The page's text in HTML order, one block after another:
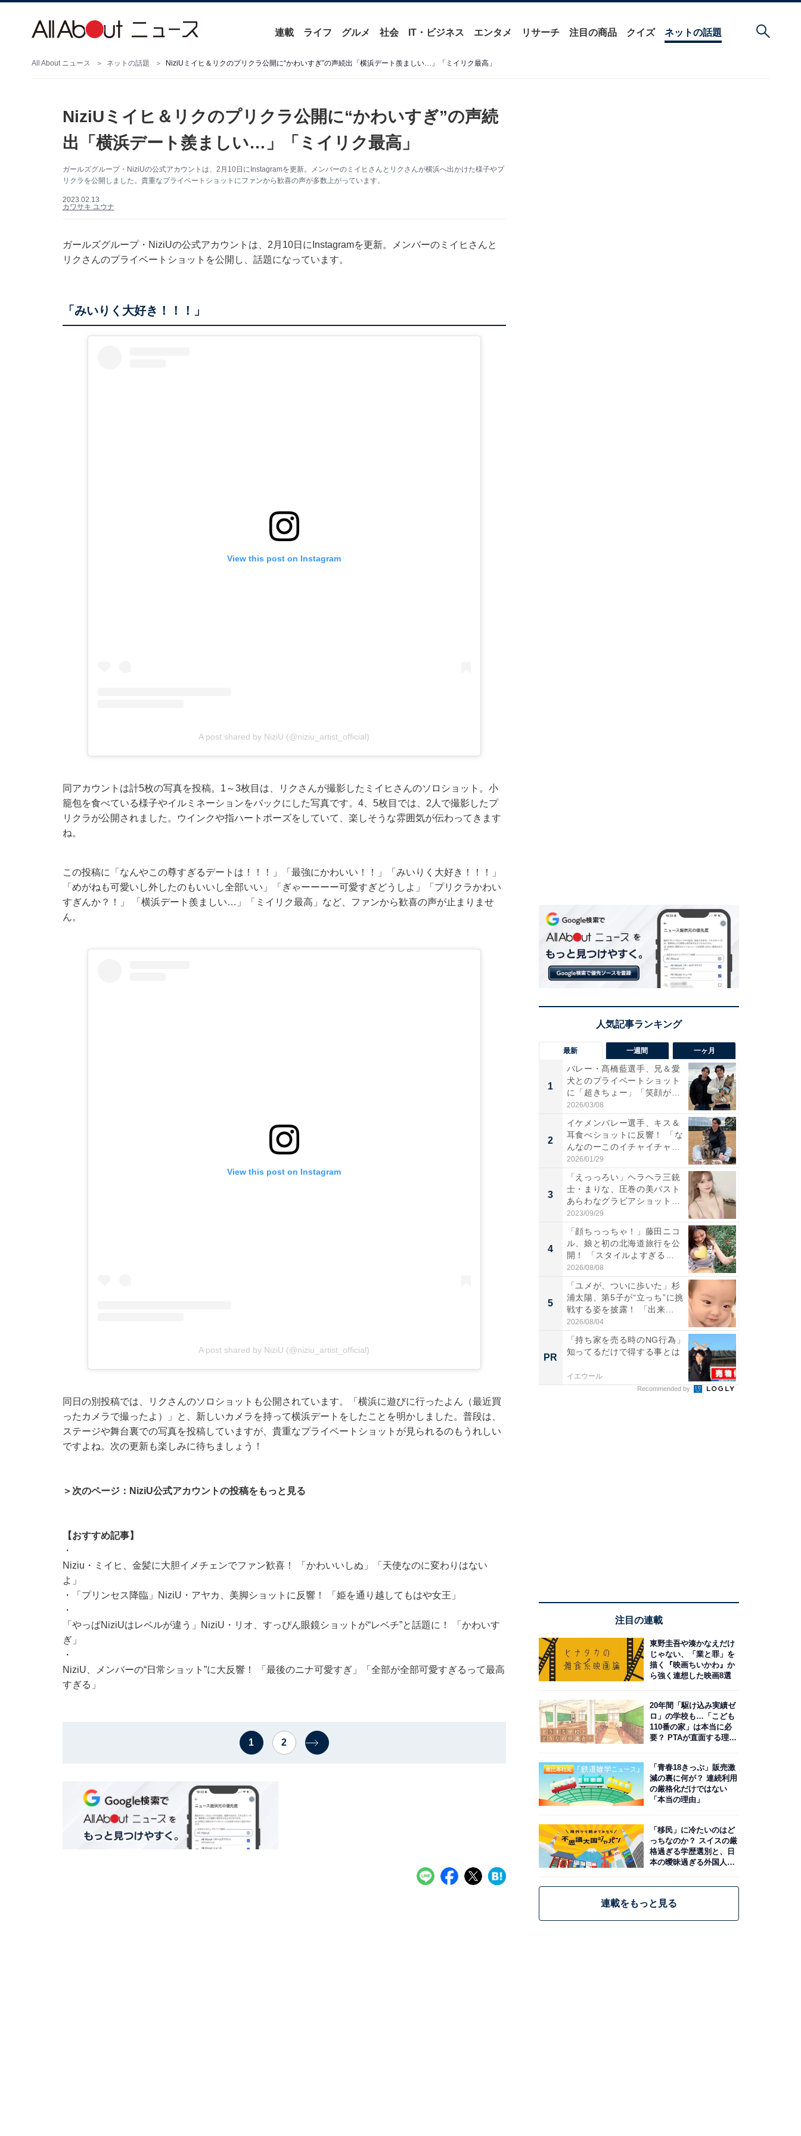
連載 ライフ グルメ 社会 IT・ビジネス エンタメ リサーチ 注目の商品 クイズ ネットの話題
All About ニュース ネットの話題 NiziUミイヒ＆リクのプリクラ公開に“かわいすぎ”の声続出「横浜デート羨ましい…」「ミイリク最高」
NiziUミイヒ＆リクのプリクラ公開に“かわいすぎ”の声続
出「横浜デート羨ましい…」「ミイリク最高」
ガールズグループ・NiziUの公式アカウントは、2月10日にInstagramを更新。メンバーのミイヒさんとリクさんが横浜へ出かけた様子やプ
リクラを公開しました。貴重なプライベートショットにファンから歓喜の声が多数上がっています。
2023.02.13
カワサキ ユウナ
ガールズグループ・NiziUの公式アカウントは、2月10日にInstagramを更新。メンバーのミイヒさんと
リクさんのプライベートショットを公開し、話題になっています。
「みいりく大好き！！！」
View this post on Instagram
A post shared by NiziU (@niziu_artist_official)
同アカウントは計5枚の写真を投稿。1～3枚目は、リクさんが撮影したミイヒさんのソロショット。小
籠包を食べている様子やイルミネーションをバックにした写真です。4、5枚目では、2人で撮影したプ
リクラが公開されました。ウインクや指ハートポーズをしていて、楽しそうな雰囲気が伝わってきます
ね。
この投稿に「なんやこの尊すぎるデートは！！！」「最強にかわいい！！」「みいりく大好き！！！」
「めがねも可愛いし外したのもいいし全部いい」「ぎゃーーーー可愛すぎどうしよ」「プリクラかわい
すぎんか？！」 「横浜デート羨ましい…」「ミイリク最高」など、ファンから歓喜の声が止まりませ
ん。
View this post on Instagram
A post shared by NiziU (@niziu_artist_official)
同日の別投稿では、リクさんのソロショットも公開されています。「横浜に遊びに行ったよん（最近買
ったカメラで撮ったよ）」と、新しいカメラを持って横浜デートをしたことを明かしました。普段は、
ステージや舞台裏での写真を投稿していますが、貴重なプライベートショットが見られるのもうれしい
ですよね。次の更新も楽しみに待ちましょう！
＞次のページ：NiziU公式アカウントの投稿をもっと見る
【おすすめ記事】
・
Niziu・ミイヒ、金髪に大胆イメチェンでファン歓喜！ 「かわいいしぬ」「天使なのに変わりはない
よ」
・
「プリンセス降臨」NiziU・アヤカ、美脚ショットに反響！ 「姫を通り越してもはや女王」
・
「やっぱNiziUはレベルが違う」NiziU・リオ、すっぴん眼鏡ショットが“レベチ”と話題に！ 「かわいす
ぎ」
・
NiziU、メンバーの“日常ショット”に大反響！ 「最後のニナ可愛すぎ」「全部が全部可愛すぎるって最高
すぎる」
1 2
最新 一週間 一ヶ月
1
バレー・髙橋藍選手、兄＆愛
犬とのプライベートショット
に「超きちょー」「笑顔が見
れ...
2026/03/08
2
イケメンバレー選手、キス＆
耳食べショットに反響！ 「な
んなのーこのイチャイチャ
感...
2026/01/29
3
「えっっろい」ヘラヘラ三銃
士・まりな、圧巻の美バスト
あらわなグラビアショット公
開...
2023/09/29
4
「顔ちっっちゃ！」藤田ニコ
ル、娘と初の北海道旅行を公
開！ 「スタイルよすぎる
よ〜...
2026/08/08
5
「ユメが、ついに歩いた」杉
浦太陽、第5子が“立っち”に挑
戦する姿を披露！ 「出来...
2026/08/04
PR
「持ち家を売る時のNG行為」
知ってるだけで得する事とは
イエウール
Recommended by
注目の連載
東野圭吾や湊かなえだけ
じゃない、「業と罪」を
描く『映画ちいかわ』か
ら強く連想した映画8選
20年間「駆け込み実績ゼ
ロ」の学校も…「こども
110番の家」は本当に必
要？ PTAが直面する理想
「青春18きっぷ」販売激
減の裏に何が？ 連続利用
の厳格化だけではない
「本当の理由」
「移民」に冷たいのはど
っちなのか？ スイスの厳
格過ぎる学歴選別と、日
本の曖昧過ぎる外国人政
連載をもっと見る